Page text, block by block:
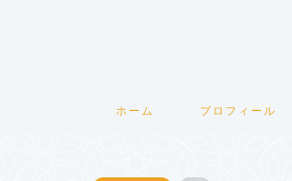
ホーム プロフィール